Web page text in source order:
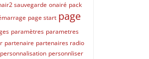
sauvegarde onairé pack
page start page
paramètres parametres
partenaire partenaires radio
personnalisation personnliser